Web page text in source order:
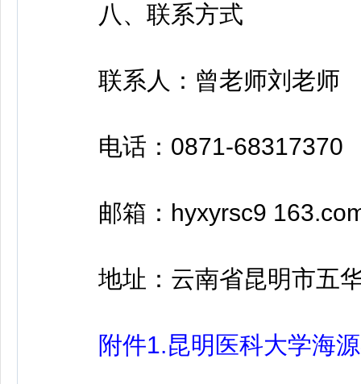
八、联系方式
联系人：曾老师刘老师
电话：0871-68317370
邮箱：hyxyrsc9
地址：云南省昆明市五华
附件1.昆明医科大学海源